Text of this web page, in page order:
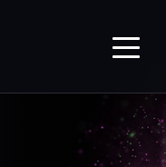
— Inicio